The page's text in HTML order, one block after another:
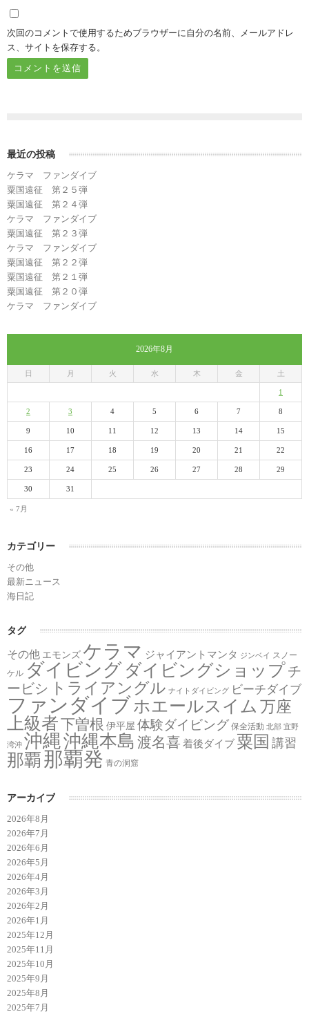
次回のコメントで使用するためブラウザーに自分の名前、メールアドレ
ス、サイトを保存する。
最近の投稿
ケラマ ファンダイブ
粟国遠征 第２５弾
粟国遠征 第２４弾
ケラマ ファンダイブ
粟国遠征 第２３弾
ケラマ ファンダイブ
粟国遠征 第２２弾
粟国遠征 第２１弾
粟国遠征 第２０弾
ケラマ ファンダイブ
2026年8月
日 月 火 水 木 金 土
« 7月
1
2 3 4 5 6 7 8
9 10 11 12 13 14 15
16 17 18 19 20 21 22
23 24 25 26 27 28 29
30 31
カテゴリー
その他
最新ニュース
海日記
タグ
その他 エモンズ ケラマ ジャイアントマンタ ジンベイ スノー
ケル ダイビング ダイビングショップチ
ービシ トライアングル ナイトダイビング ビーチダイブ
ファンダイブホエールスイム 万座
上級者下曽根 伊平屋 体験ダイビング 保全活動 北部 宜野
湾沖 沖縄沖縄本島 渡名喜 着後ダイブ 粟国 講習
那覇 那覇発 青の洞窟
アーカイブ
2026年8月
2026年7月
2026年6月
2026年5月
2026年4月
2026年3月
2026年2月
2026年1月
2025年12月
2025年11月
2025年10月
2025年9月
2025年8月
2025年7月